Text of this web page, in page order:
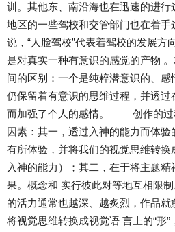
训。其他东、南沿海也在迅速的进
地区的一些驾校和交管部门也在着手
说，“人脸驾校”代表着驾校的发展方
是对真实一种有意识的感觉的产物
间的区别：一个是纯粹潜意识的、
仍保留着有意识的思维过程，并透过
而加强了个人的感情。 创作的过
因素：其一，透过入神的能力而体
有所体验，并将我们的视觉思维转换
入神的能力）；其二，在于将主题
果。概念和 实行彼此对等地互相限
的活力通常也越深、越炙烈，作
将视觉思维转换成视觉语 言上的“形